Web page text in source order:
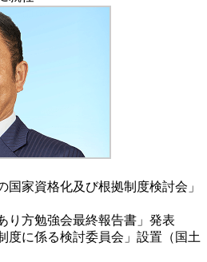
国家資格化及び根拠制度検討会」
り方勉強会最終報告書」発表
度に係る検討委員会」設置（国土